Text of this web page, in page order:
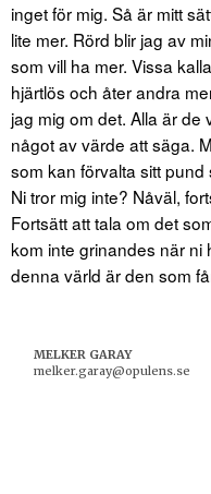
inget för mig. Så är mitt
lite mer. Rörd blir jag av
som vill ha mer. Vissa
hjärtlös och åter andra
jag mig om det. Alla är de
något av värde att säga.
som kan förvalta sitt
Ni tror mig inte? Nåväl,
Fortsätt att tala om det
kom inte grinandes när ni
denna värld är den som
MELKER GARAY
melker.garay@opulens.se